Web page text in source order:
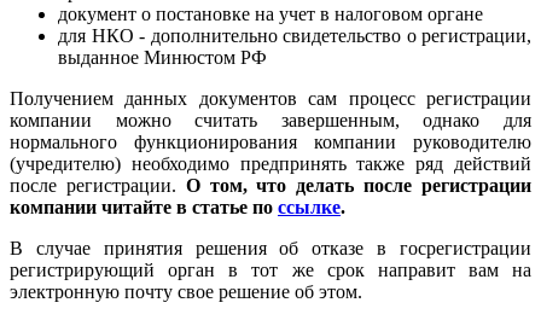
документ о постановке на учет в налоговом органе
для НКО - дополнительно свидетельство о регистрации,
выданное Минюстом РФ
Получением данных документов сам процесс регистрации
компании можно считать завершенным, однако для
нормального функционирования компании руководителю
(учредителю) необходимо предпринять также ряд действий
после регистрации. О том, что делать после регистрации
компании читайте в статье по ссылке.
В случае принятия решения об отказе в госрегистрации
регистрирующий орган в тот же срок направит вам на
электронную почту свое решение об этом.